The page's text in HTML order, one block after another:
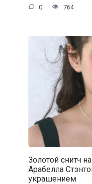
0 764
Золотой снитч
Арабелла
украшением